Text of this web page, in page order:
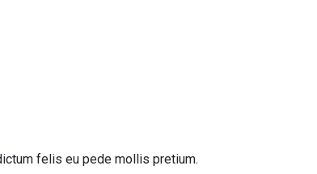
felis eu pede mollis pretium.